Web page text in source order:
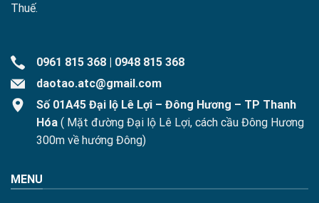
Thuế.
0961 815 368 | 0948 815 368
daotao.atc@gmail.com
Số 01A45 Đại lộ Lê Lợi – Đông Hương – TP Thanh
Hóa ( Mặt đường Đại lộ Lê Lợi, cách cầu Đông Hương
300m về hướng Đông)
MENU